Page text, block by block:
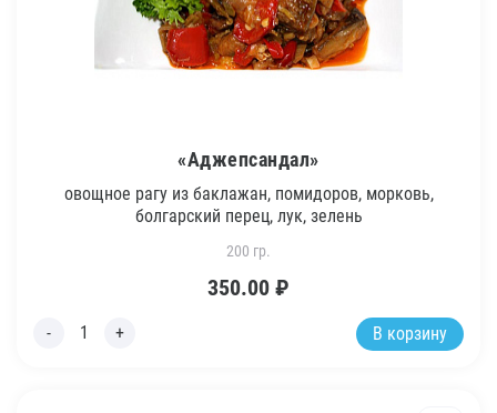
«Аджепсандал»
овощное рагу из баклажан, помидоров, морковь,
болгарский перец, лук, зелень
200 гр.
350.00 ₽
В корзину